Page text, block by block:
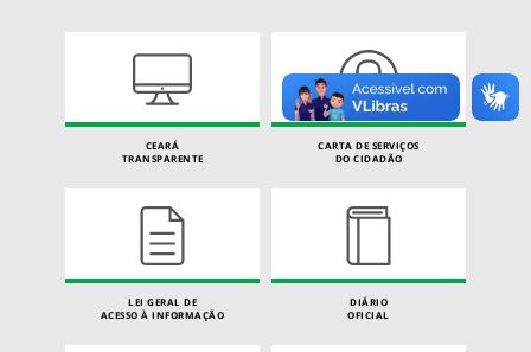
CEARÁ
TRANSPARENTE
CARTA DE SERVIÇOS
DO CIDADÃO
LEI GERAL DE
ACESSO À INFORMAÇÃO
DIÁRIO
OFICIAL